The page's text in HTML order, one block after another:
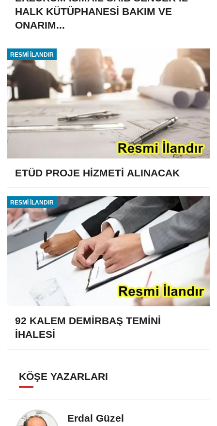
HALK KÜTÜPHANESİ BAKIM VE
ONARIM...
RESMİ İLANDIR
ETÜD PROJE HİZMETİ ALINACAK
RESMİ İLANDIR
92 KALEM DEMİRBAŞ TEMİNİ
İHALESİ
KÖŞE YAZARLARI
Erdal Güzel